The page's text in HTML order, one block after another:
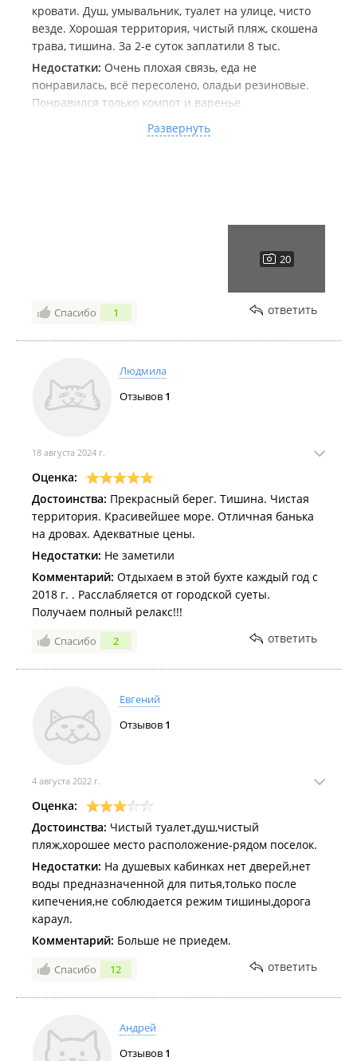
ИП Голота Э. А.
кровати. Душ, умывальник, туалет на улице, чисто
везде. Хорошая территория, чистый пляж, скошена
трава, тишина. За 2-е суток заплатили 8 тыс.
Недостатки: Очень плохая связь, еда не
понравилась, всё пересолено, оладьи резиновые.
Понравился только компот и варенье.
Хорошо отдохнули, персонал
приветливый. С базы можно выезжать в посёлок
Развернуть
Спасибо 1 ответить
Людмила
Отзывов 1
18 августа 2024 г.
Оценка:
Достоинства: Прекрасный берег. Тишина. Чистая
территория. Красивейшее море. Отличная банька
на дровах. Адекватные цены.
Недостатки: Не заметили
Комментарий: Отдыхаем в этой бухте каждый год с
2018 г. . Расслабляется от городской суеты.
Получаем полный релакс!!!
Спасибо 2 ответить
Евгений
Отзывов 1
4 августа 2022 г.
Оценка:
Достоинства: Чистый туалет,душ,чистый
пляж,хорошее место расположение-рядом поселок.
Недостатки: На душевых кабинках нет дверей,нет
воды предназначенной для питья,только после
кипечения,не соблюдается режим тишины,дорога
караул.
Комментарий: Больше не приедем.
Спасибо 12 ответить
Андрей
Отзывов 1